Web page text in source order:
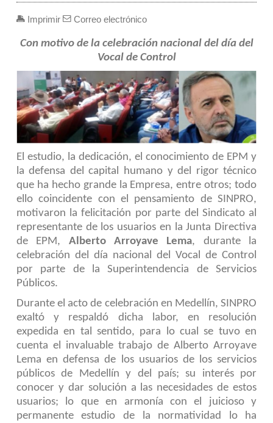
Imprimir Correo electrónico
Con motivo de la celebración nacional del día del
Vocal de Control
El estudio, la dedicación, el conocimiento de EPM y
la defensa del capital humano y del rigor técnico
que ha hecho grande la Empresa, entre otros; todo
ello coincidente con el pensamiento de SINPRO,
motivaron la felicitación por parte del Sindicato al
representante de los usuarios en la Junta Directiva
de EPM, Alberto Arroyave Lema, durante la
celebración del día nacional del Vocal de Control
por parte de la Superintendencia de Servicios
Públicos.
Durante el acto de celebración en Medellín, SINPRO
exaltó y respaldó dicha labor, en resolución
expedida en tal sentido, para lo cual se tuvo en
cuenta el invaluable trabajo de Alberto Arroyave
Lema en defensa de los usuarios de los servicios
públicos de Medellín y del país; su interés por
conocer y dar solución a las necesidades de estos
usuarios; lo que en armonía con el juicioso y
permanente estudio de la normatividad lo ha